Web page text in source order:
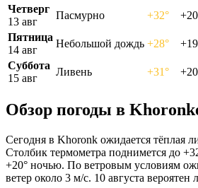
Четверг
13 авг
Пасмурно +32°
Пятница
14 авг
Небольшой дождь +28°
Суббота
15 авг
Ливень +31°
Обзор погоды в
Сегодня в Khoronk ожидается тёплая
Столбик термометра поднимется до
+20° ночью. По ветровым условиям
ветер около 3 м/с. 10 августа вероятен